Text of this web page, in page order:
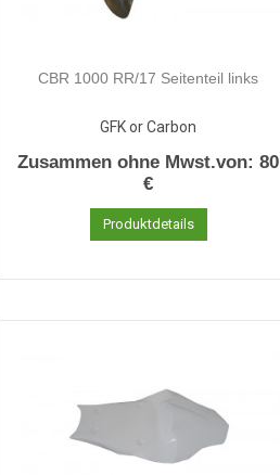
CBR 1000 RR/17 Seitenteil links
GFK or Carbon
Zusammen ohne Mwst.von:80
€
Produktdetails